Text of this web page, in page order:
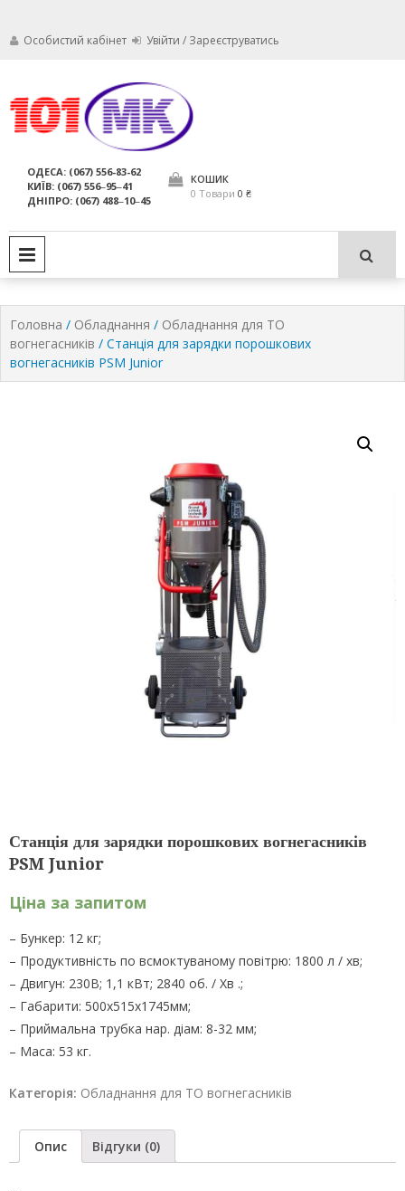
Особистий кабінет Увійти / Зареєструватись
компанія МАРКО
використання за призначенням.
ОДЕСА: (067) 556-83-62
КИЇВ: (067) 556‒95‒41
ДНІПРО: (067) 488‒10‒45
КОШИК
0 Товари 0 ₴
Головна / Обладнання / Обладнання для ТО
вогнегасників / Станція для зарядки порошкових
вогнегасників PSM Junior
Станція для зарядки порошкових вогнегасників
PSM Junior
Ціна за запитом
– Бункер: 12 кг;
– Продуктивність по всмоктуваному повітрю: 1800 л / хв;
– Двигун: 230В; 1,1 кВт; 2840 об. / Хв .;
– Габарити: 500х515х1745мм;
– Приймальна трубка нар. діам: 8-32 мм;
– Маса: 53 кг.
Категорія: Обладнання для ТО вогнегасників
Опис Відгуки (0)